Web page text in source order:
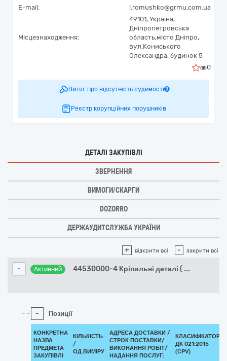
E-mail:
i.romushko@grmu.com.ua
Місцезнаходження:
49101, Україна,
Дніпропетровська
область,місто Дніпро,
вул.Кониського
Олександра, будинок 5
0
Витяг про відсутність судимості
Реєстр корупційних порушників
ДЕТАЛІ ЗАКУПІВЛІ
ЗВЕРНЕННЯ
ВИМОГИ/СКАРГИ
DOZORRO
ДЕРЖАУДИТСЛУЖБА УКРАЇНИ
+ відкрити всі - закрити всі
- Активний 44530000-4 Кріпильні деталі ( ...
- Позиції
КОНКРЕТНА
НАЗВА
ПРЕДМЕТА
ЗАКУПІВЛІ
КІЛЬКІСТЬ
/
ОД.ВИМІРУ
АДРЕСА ДОСТАВКИ /
СТРОК ПОСТАВКИ/
ВИКОНАННЯ РОБІТ/
НАДАННЯ ПОСЛУГ:
КЛАСИФІКАТОР
ДК 021:2015
(CPV)